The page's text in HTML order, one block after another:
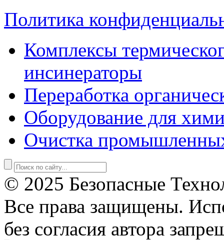
Политика
Комплексы
инсинераторы
Переработка
Оборудование для
Очистка
© 2025 Безопасные
Все права защищены.
без согласия автора